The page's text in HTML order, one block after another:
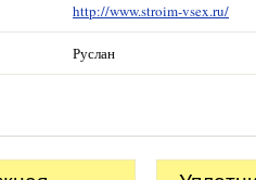
http://www.stroim-vsex.ru/
Руслан